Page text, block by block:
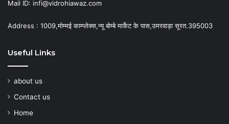
Mail ID: infi@vidrohiawaz.com
Address : 1009,मोम्मई काम्प्लेक्स,न्यू बोम्बे मार्केट के पास,उमरवाड़ा सूरत.395003
Useful Links
about us
Contact us
Home